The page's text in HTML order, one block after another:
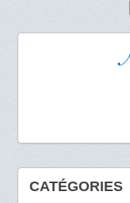
CATÉGORIES